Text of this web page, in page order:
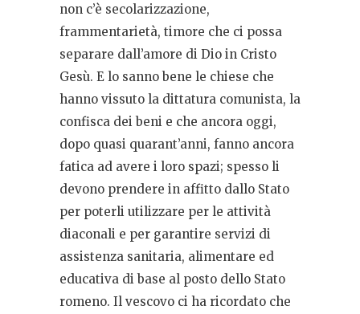
non c’è secolarizzazione,
frammentarietà, timore che ci possa
separare dall’amore di Dio in Cristo
Gesù. E lo sanno bene le chiese che
hanno vissuto la dittatura comunista, la
confisca dei beni e che ancora oggi,
dopo quasi quarant’anni, fanno ancora
fatica ad avere i loro spazi; spesso li
devono prendere in affitto dallo Stato
per poterli utilizzare per le attività
diaconali e per garantire servizi di
assistenza sanitaria, alimentare ed
educativa di base al posto dello Stato
romeno. Il vescovo ci ha ricordato che